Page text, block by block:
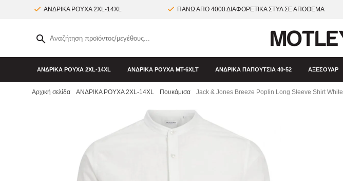
ΑΝΔΡΙΚΑ ΡΟΥΧΑ 2XL-14XL ΠΑΝΩ ΑΠΟ 4000 ΔΙΑΦΟΡΕΤΙΚΑ ΣΤΥΛ ΣΕ ΑΠΟΘΕΜΑ
ΑΝΔΡΙΚΑ ΡΟΥΧΑ 2XL-14XL ΑΝΔΡΙΚΑ ΡΟΥΧΑ MT-6XLT ΑΝΔΡΙΚΆ ΠΑΠΟΎΤΣΙΑ 40-52 ΑΞΕΣΟΥΆΡ
Αρχική σελίδα ΑΝΔΡΙΚΑ ΡΟΥΧΑ 2XL-14XL Πουκάμισα Jack & Jones Breeze Poplin Long Sleeve Shirt White